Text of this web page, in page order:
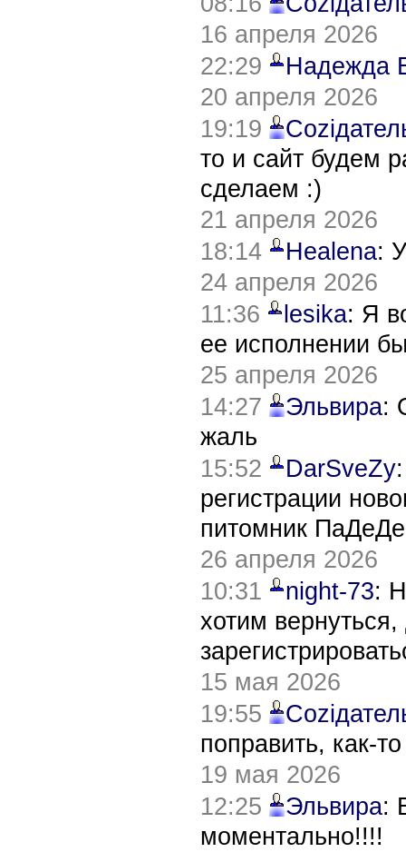
16 апреля 2026
22:29
Надежда
20 апреля 2026
19:19
то и сайт будем
сделаем :)
21 апреля 2026
18:14
Healena:
24 апреля 2026
11:36
lesika: Я
ее исполнении
25 апреля 2026
14:27
Эльвира:
жаль
15:52
DarSveZy
регистрации
питомник
26 апреля 2026
10:31
night-73:
хотим
15 мая 2026
19:55
поправить, как-
19 мая 2026
12:25
Эльвира:
моментально!!!!